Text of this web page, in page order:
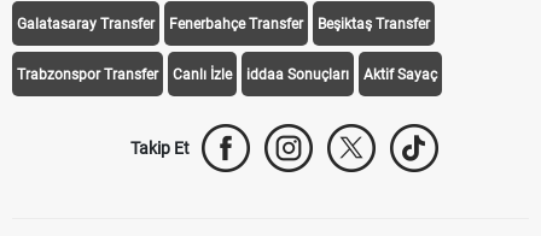
Galatasaray Transfer Fenerbahçe Transfer Beşiktaş Transfer
Trabzonspor Transfer Canlı İzle iddaa Sonuçları Aktif Sayaç
Takip Et